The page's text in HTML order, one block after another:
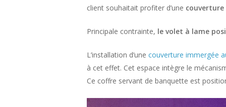
client souhaitait profiter d’une
Principale contrainte, le volet à lame
L’installation d’unecouverture immergée
à cet effet. Cet espace intègre le
Ce coffre servant de banquette est